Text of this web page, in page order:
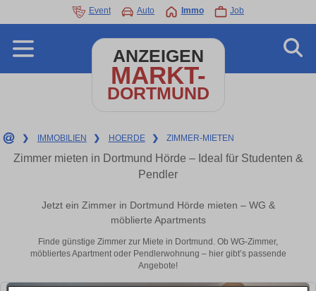
Event Auto Immo Job
ANZEIGEN
MARKT-
DORTMUND
❯ IMMOBILIEN ❯ HOERDE ❯ ZIMMER-MIETEN
Zimmer mieten in Dortmund Hörde – Ideal für Studenten &
Pendler
Jetzt ein Zimmer in Dortmund Hörde mieten – WG &
möblierte Apartments
Finde günstige Zimmer zur Miete in Dortmund. Ob WG-Zimmer,
möbliertes Apartment oder Pendlerwohnung – hier gibt’s passende
Angebote!